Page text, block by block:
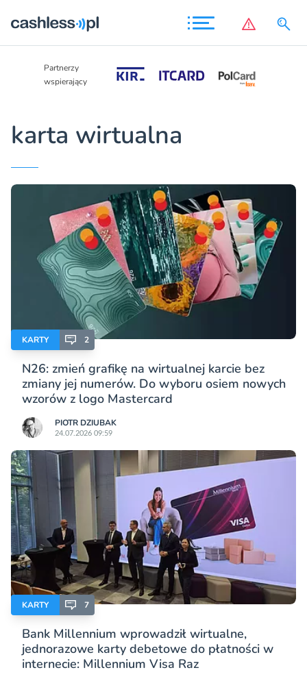
Partnerzy
wspierający
karta wirtualna
KARTY 2
N26: zmień grafikę na wirtualnej karcie bez
zmiany jej numerów. Do wyboru osiem nowych
wzorów z logo Mastercard
PIOTR DZIUBAK
24.07.2026 09:59
KARTY 7
Bank Millennium wprowadził wirtualne,
jednorazowe karty debetowe do płatności w
internecie: Millennium Visa Raz